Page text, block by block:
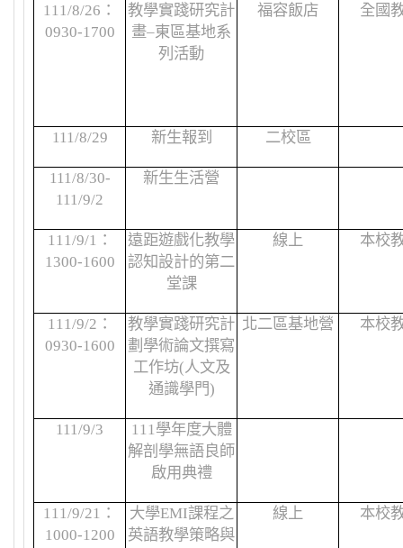
111/8/26 ：
0930-1700
教學實踐研究計
畫–東區基地系
列活動
福容飯店 全國
111/8/29 新生報到 二校區
111/8/30-
111/9/2
新生生活營
111/9/1 ：
1300-1600
遠距遊戲化教學
認知設計的第二
堂課
線上 本校
111/9/2 ：
0930-1600
教學實踐研究計
劃學術論文撰寫
工作坊(人文及
通識學門)
北二區基地營 本校
111/9/3 111學年度大體
解剖學無語良師
啟用典禮
111/9/21 ：
1000-1200
大學EMI課程之
英語教學策略與
線上 本校